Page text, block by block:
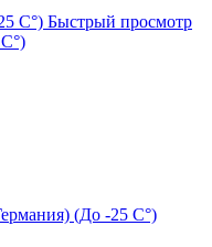
Быстрый просмотр